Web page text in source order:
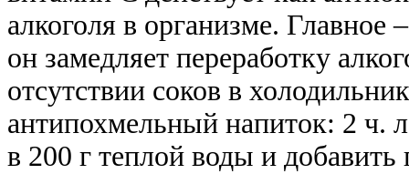
алкоголя в организме. Главное
он замедляет переработку
отсутствии соков в
антипохмельный напиток: 2 ч.
в 200 г теплой воды и добавить